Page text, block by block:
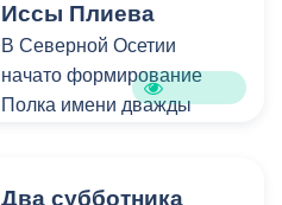
основание прогулочной
зоны смонтировали и
подключили наружное
освещение и уложили
Иссы Плиева
В Северной Осетии
начато формирование
Полка имени дважды
В Северной Осетии
Два субботника